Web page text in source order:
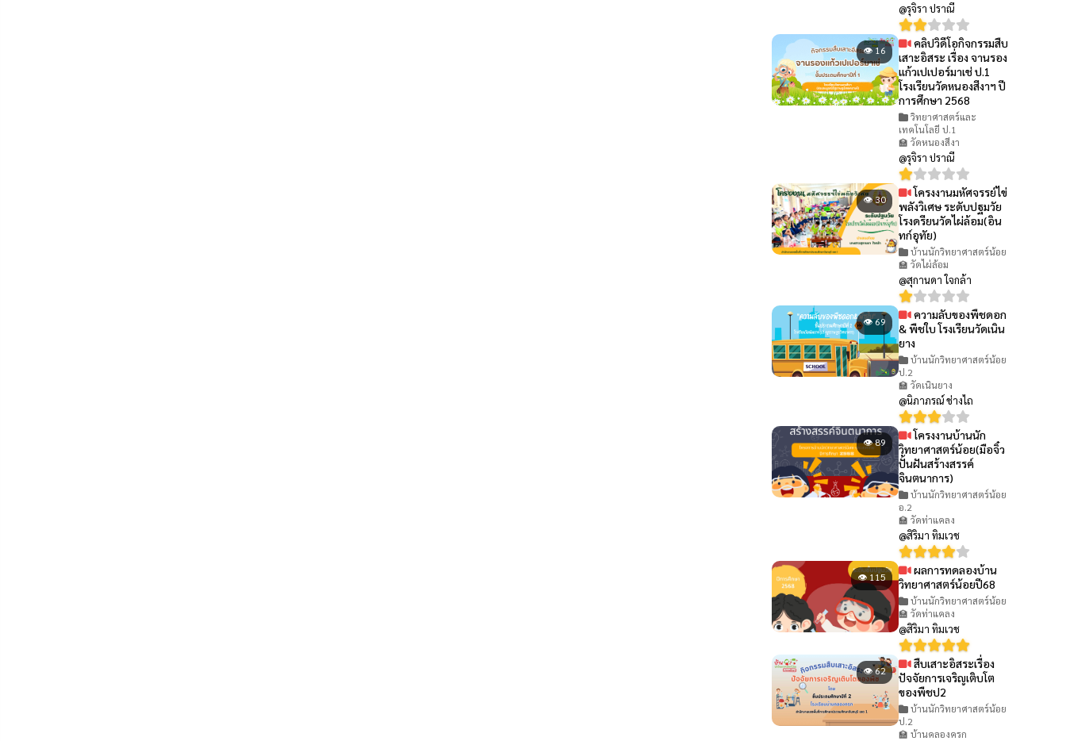
@รุจิรา ปราณี
👁 16
คลิปวิดีโอกิจกรรมสืบ
เสาะอิสระ เรื่อง จานรอง
แก้วเปเปอร์มาเช่ ป.1
โรงเรียนวัดหนองสีงาฯ ปี
การศึกษา 2568
วิทยาศาสตร์และ
เทคโนโลยี ป.1
🏫 วัดหนองสีงา
@รุจิรา ปราณี
👁 30
โครงงานมหัศจรรย์ไข่
พลังวิเศษ ระดับปฐมวัย
โรงดรียนวัดไผ่ล้อม(อิน
ทก์อุทัย)
บ้านนักวิทยาศาสตร์น้อย
🏫 วัดไผ่ล้อม
@สุกานดา ใจกล้า
👁 69
ความลับของพืชดอก
& พืชใบ โรงเรียนวัดเนิน
ยาง
บ้านนักวิทยาศาสตร์น้อย
ป.2
🏫 วัดเนินยาง
@นิภาภรณ์ ช่างไถ
👁 89
โครงงานบ้านนัก
วิทยาศาสตร์น้อย(มือจิ๋ว
ปั้นฝันสร้างสรรค์
จินตนาการ)
บ้านนักวิทยาศาสตร์น้อย
อ.2
🏫 วัดท่าแคลง
@สิริมา ทิมเวช
👁 115
ผลการทดลองบ้าน
วิทยาศาสตร์น้อยปี68
บ้านนักวิทยาศาสตร์น้อย
🏫 วัดท่าแคลง
@สิริมา ทิมเวช
👁 62
สืบเสาะอิสระเรื่อง
ปัจจัยการเจริญเติบโต
ของพืชป2
บ้านนักวิทยาศาสตร์น้อย
ป.2
🏫 บ้านคลองครก